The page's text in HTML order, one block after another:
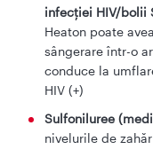
infecției HIV/bolii
Heaton poate
sângerare într-o
conduce la
HIV (+)
Sulfoniluree
nivelurile de